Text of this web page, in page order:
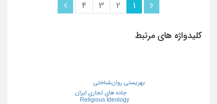
1
2
3
4
کلیدواژه های مرتبط
Religious Ideology
جاده های تجاری ایران
بهزیستی روان‌شناختی